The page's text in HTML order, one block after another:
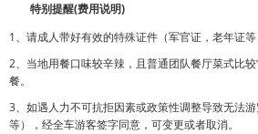
特别提醒(费用说明)
1、请成人带好有效的特殊证件（军官证，老年证等
2、当地用餐口味较辛辣，且普通团队餐厅菜式比
餐。
3、如遇人力不可抗拒因素或政策性调整导致无法
等），经全车游客签字同意，可变更或者取消。